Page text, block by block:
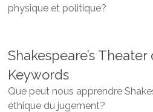
physique et politique?
Shakespeare’s
Keywords
Que peut nous apprendre
éthique du jugement?